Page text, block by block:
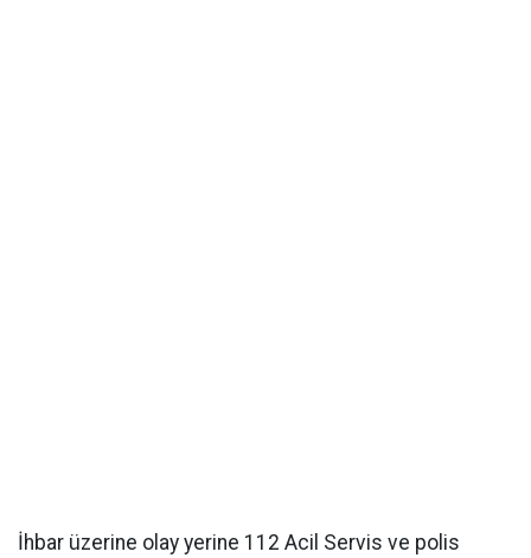
İhbar üzerine olay yerine 112 Acil Servis ve polis